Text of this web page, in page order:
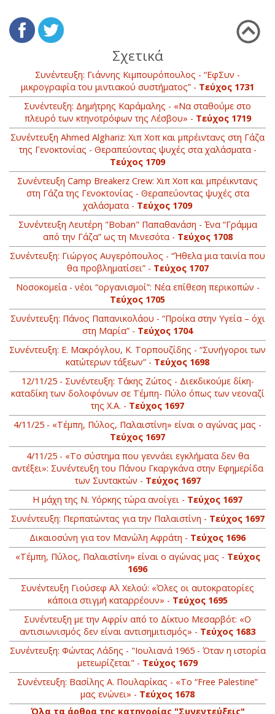
Σχετικά
Συνέντευξη: Γιάννης Κιμπουρόπουλος - “ΕφΣυν -
μικρογραφία του μιντιακού συστήματος” - Τεύχος 1731
Συνέντευξη: Δημήτρης Καράμαλης - «Να σταθούμε στο
πλευρό των κτηνοτρόφων της Λέσβου» - Τεύχος 1719
Συνέντευξη Ahmed Alghariz: Χιπ Χοπ και μπρέιντανς στη Γάζα
της Γενοκτονίας - Θεραπεύοντας ψυχές στα χαλάσματα -
Τεύχος 1709
Συνέντευξη Camp Breakerz Crew: Χιπ Χοπ και μπρέικντανς
στη Γάζα της Γενοκτονίας - Θεραπεύοντας ψυχές στα
χαλάσματα - Τεύχος 1709
Συνέντευξη Λευτέρη "Boban" Παπαθανάση - Ένα “Γράμμα
από την Γάζα” ως τη Μινεσότα - Τεύχος 1708
Συνέντευξη: Γιώργος Αυγερόπουλος - “Ήθελα μια ταινία που
θα προβληματίσει” - Τεύχος 1707
Νοσοκομεία - νέοι “οργανισμοί”: Νέα επίθεση περικοπών -
Τεύχος 1705
Συνέντευξη: Πάνος Παπανικολάου - “Προίκα στην Υγεία – όχι
στη Μαρία” - Τεύχος 1704
Συνέντευξη: Ε. Μακρόγλου, Κ. Τορπουζίδης - “Συνήγοροι των
κατώτερων τάξεων” - Τεύχος 1698
12/11/25 - Συνέντευξη: Τάκης Ζώτος - Διεκδικούμε δίκη­-
καταδίκη των δολοφόνων σε Τέμπη- Πύλο όπως των νεοναζί
της Χ.Α. - Τεύχος 1697
4/11/25 - «Τέμπη, Πύλος, Παλαιστίνη» είναι ο αγώνας μας -
Τεύχος 1697
4/11/25 - «Το σύστημα που γεννάει εγκλήματα δεν θα
αντέξει»: Συνέντευξη του Πάνου Γκαργκάνα στην Εφημερίδα
των Συντακτών - Τεύχος 1697
Η μάχη της Ν. Υόρκης τώρα ανοίγει - Τεύχος 1697
Συνέντευξη: Περπατώντας για την Παλαιστίνη - Τεύχος 1697
Δικαιοσύνη για τον Μανώλη Αφράτη - Τεύχος 1696
«Τέμπη, Πύλος, Παλαιστίνη» είναι ο αγώνας μας - Τεύχος
1696
Συνέντευξη Γιούσεφ Αλ Χελού: «Όλες οι αυτοκρατορίες
κάποια στιγμή καταρρέουν» - Τεύχος 1695
Συνέντευξη με την Αφρίν από το Δίκτυο Μεσαρβότ: «Ο
αντισιωνισμός δεν είναι αντισημιτισμός» - Τεύχος 1683
Συνέντευξη: Φώντας Λάδης - "Ιουλιανά 1965 - Όταν η ιστορία
μετεωρίζεται" - Τεύχος 1679
Συνέντευξη: Βασίλης Α. Πουλαρίκας - «Το “Free Palestine”
μας ενώνει» - Τεύχος 1678
Όλα τα άρθρα της κατηγορίας "Συνεντεύξεις"